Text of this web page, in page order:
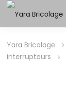
Yara Bricolage
interrupteurs